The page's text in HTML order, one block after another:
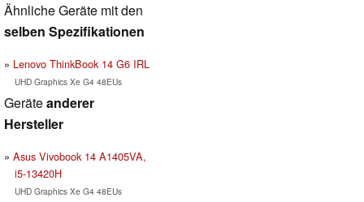
Ähnliche Geräte mit den
selben Spezifikationen
Lenovo ThinkBook 14 G6 IRL
UHD Graphics Xe G4 48EUs
Geräteanderer
Hersteller
Asus Vivobook 14 A1405VA,
i5-13420H
UHD Graphics Xe G4 48EUs